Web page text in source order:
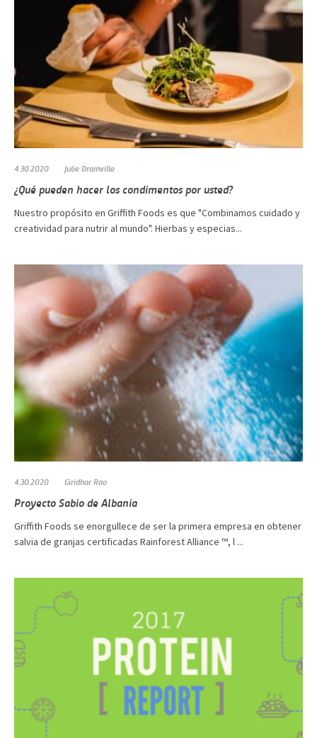
4.30.2020 Julie Drainville
¿Qué pueden hacer los condimentos por usted?
Nuestro propósito en Griffith Foods es que "Combinamos cuidado y
creatividad para nutrir al mundo". Hierbas y especias...
4.30.2020 Giridhar Rao
Proyecto Sabio de Albania
Griffith Foods se enorgullece de ser la primera empresa en obtener
salvia de granjas certificadas Rainforest Alliance ™, l ...